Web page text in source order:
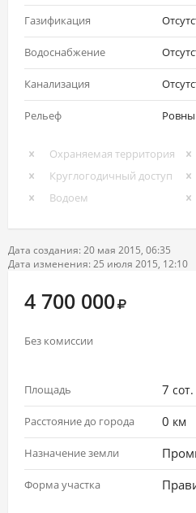
Газификация
Водоснабжение
Канализация
Рельеф
Охраняемая территория
Круглогодичный доступ
Водоем
Дата создания: 20 мая 2015, 06:35
Дата изменения: 25 июля 2015, 12:10
4 700 000
Без комиссии
Площадь 7 сот.
Расстояние до города 0 км
Назначение земли
Форма участка